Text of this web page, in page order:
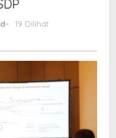
-
19 Dilihat